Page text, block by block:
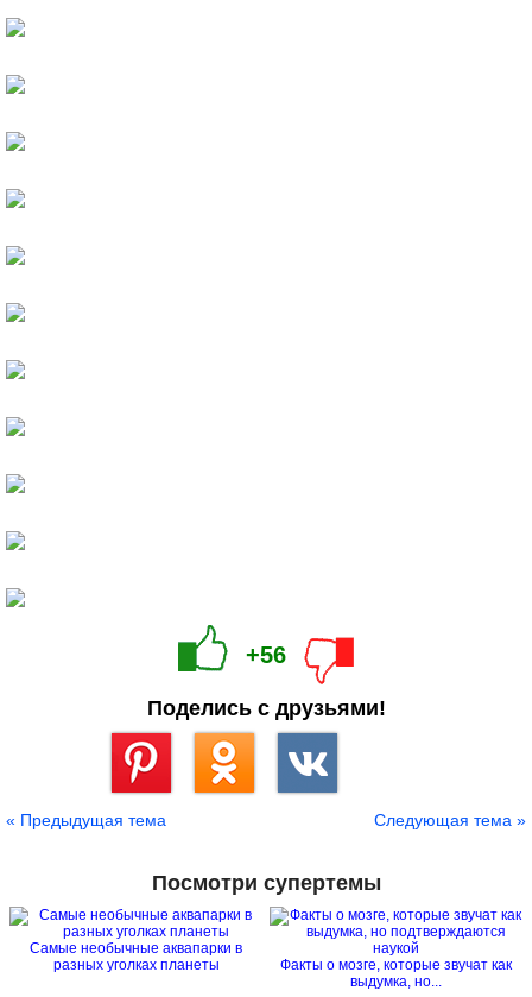
+56
Поделись с друзьями!
« Предыдущая тема Следующая тема »
Посмотри супертемы
Самые необычные аквапарки в
разных уголках планеты
Факты о мозге, которые звучат как
выдумка, но...